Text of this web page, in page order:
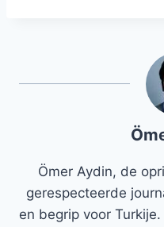
Ömer Aydin, de
gerespecteerde
en begrip voor